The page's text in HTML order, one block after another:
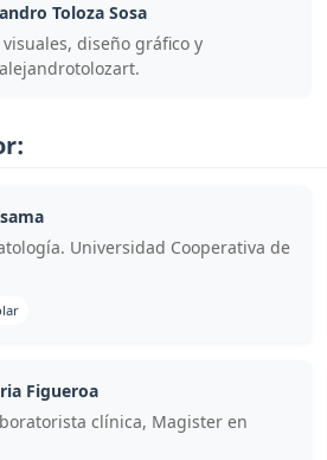
Toloza Sosa
diseño gráfico y
Universidad Cooperativa de
Figueroa
clínica, Magister en